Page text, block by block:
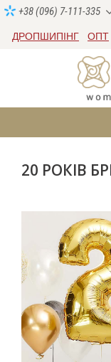
+38 (096) 7-111-335
ДРОПШИПІНГ ОПТ
20 РОКІВ